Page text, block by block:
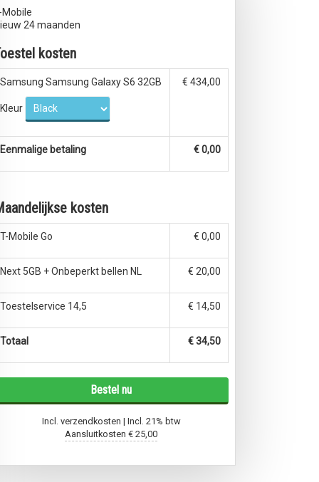
Mobile
24 maanden
kosten
Samsung Samsung Galaxy S6 32GB
Kleur
€ 434,00
Eenmalige betaling € 0,00
kosten
T-Mobile Go € 0,00
Next 5GB + Onbeperkt bellen NL € 20,00
Toestelservice 14,5 € 14,50
Totaal € 34,50
Bestel nu
Incl. verzendkosten | Incl. 21% btw
Aansluitkosten € 25,00